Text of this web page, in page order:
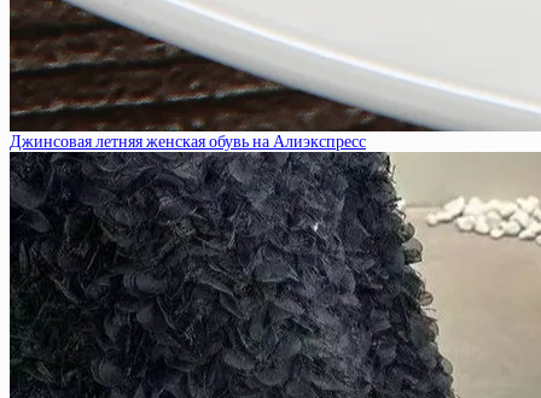
Джинсовая летняя женская обувь на Алиэкспресс